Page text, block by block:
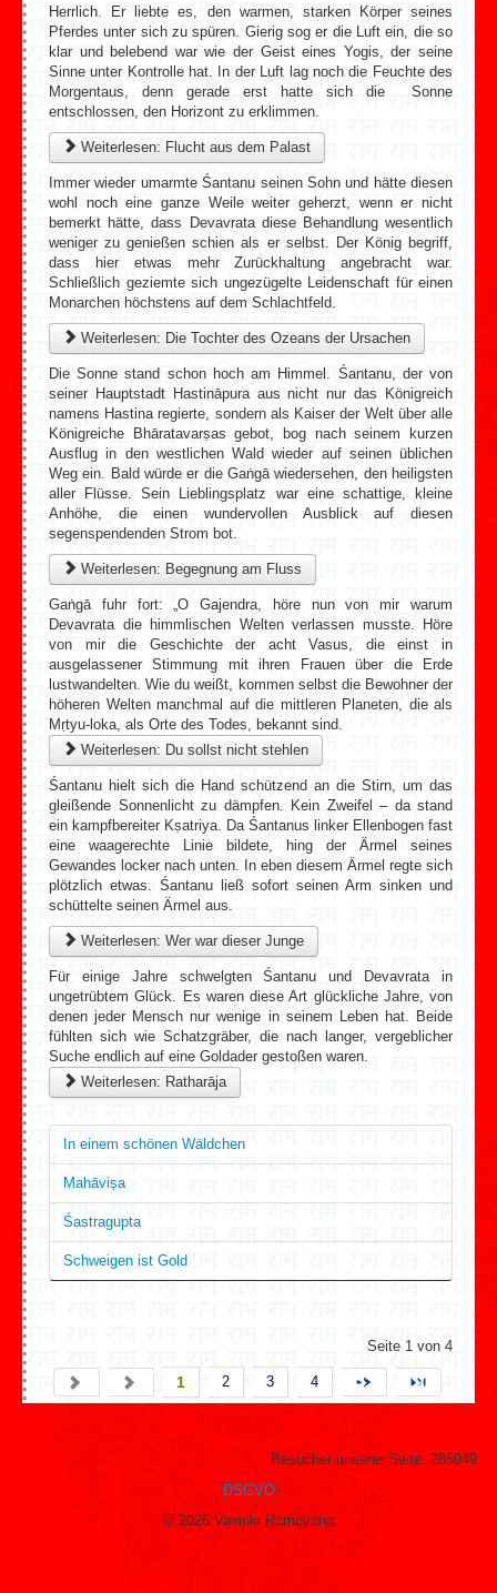
Herrlich. Er liebte es, den warmen, starken Körper seines
Pferdes unter sich zu spüren. Gierig sog er die Luft ein, die so
klar und belebend war wie der Geist eines Yogis, der seine
Sinne unter Kontrolle hat. In der Luft lag noch die Feuchte des
Morgentaus, denn gerade erst hatte sich die Sonne
entschlossen, den Horizont zu erklimmen.
Weiterlesen: Flucht aus dem Palast
Immer wieder umarmte Śantanu seinen Sohn und hätte diesen
wohl noch eine ganze Weile weiter geherzt, wenn er nicht
bemerkt hätte, dass Devavrata diese Behandlung wesentlich
weniger zu genießen schien als er selbst. Der König begriff,
dass hier etwas mehr Zurückhaltung angebracht war.
Schließlich geziemte sich ungezügelte Leidenschaft für einen
Monarchen höchstens auf dem Schlachtfeld.
Weiterlesen: Die Tochter des Ozeans der Ursachen
Die Sonne stand schon hoch am Himmel. Śantanu, der von
seiner Hauptstadt Hastināpura aus nicht nur das Königreich
namens Hastina regierte, sondern als Kaiser der Welt über alle
Königreiche Bhāratavarṣas gebot, bog nach seinem kurzen
Ausflug in den westlichen Wald wieder auf seinen üblichen
Weg ein. Bald würde er die Gaṅgā wiedersehen, den heiligsten
aller Flüsse. Sein Lieblingsplatz war eine schattige, kleine
Anhöhe, die einen wundervollen Ausblick auf diesen
segenspendenden Strom bot.
Weiterlesen: Begegnung am Fluss
Gaṅgā fuhr fort: „O Gajendra, höre nun von mir warum
Devavrata die himmlischen Welten verlassen musste. Höre
von mir die Geschichte der acht Vasus, die einst in
ausgelassener Stimmung mit ihren Frauen über die Erde
lustwandelten. Wie du weißt, kommen selbst die Bewohner der
höheren Welten manchmal auf die mittleren Planeten, die als
Mṛtyu-loka, als Orte des Todes, bekannt sind.
Weiterlesen: Du sollst nicht stehlen
Śantanu hielt sich die Hand schützend an die Stirn, um das
gleißende Sonnenlicht zu dämpfen. Kein Zweifel – da stand
ein kampfbereiter Kṣatriya. Da Śantanus linker Ellenbogen fast
eine waagerechte Linie bildete, hing der Ärmel seines
Gewandes locker nach unten. In eben diesem Ärmel regte sich
plötzlich etwas. Śantanu ließ sofort seinen Arm sinken und
schüttelte seinen Ärmel aus.
Weiterlesen: Wer war dieser Junge
Für einige Jahre schwelgten Śantanu und Devavrata in
ungetrübtem Glück. Es waren diese Art glückliche Jahre, von
denen jeder Mensch nur wenige in seinem Leben hat. Beide
fühlten sich wie Schatzgräber, die nach langer, vergeblicher
Suche endlich auf eine Goldader gestoßen waren.
Weiterlesen: Ratharāja
In einem schönen Wäldchen
Mahāviṣa
Śastragupta
Schweigen ist Gold
Seite 1 von 4
Zurück
1 2 3 4 Weiter Ende
Besucher unserer Seite: 285949
DSGVO
© 2026 Valmiki Ramayana